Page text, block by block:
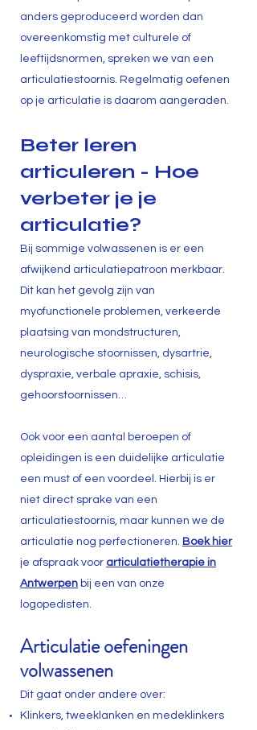
anders geproduceerd worden dan
overeenkomstig met culturele of
leeftijdsnormen, spreken we van een
articulatiestoornis. Regelmatig oefenen
op je articulatie is daarom aangeraden.
Beter leren
articuleren - Hoe
verbeter je je
articulatie?
Bij sommige volwassenen is er een
afwijkend articulatiepatroon merkbaar.
Dit kan het gevolg zijn van
myofunctionele problemen, verkeerde
plaatsing van mondstructuren,
neurologische stoornissen, dysartrie,
dyspraxie, verbale apraxie, schisis,
gehoorstoornissen…
Ook voor een aantal beroepen of
opleidingen is een duidelijke articulatie
een must of een voordeel. Hierbij is er
niet direct sprake van een
articulatiestoornis, maar kunnen we de
articulatie nog perfectioneren. Boek hier
je afspraak voor articulatietherapie in
Antwerpen bij een van onze
logopedisten.
Articulatie oefeningen
volwassenen
Dit gaat onder andere over:
Klinkers, tweeklanken en medeklinkers